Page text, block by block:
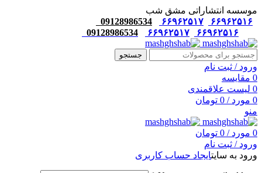
موسسه انتشاراتی مشق شب
۶۶۹۶۲۵۱۶
۶۶۹۶۲۵۱۷
09128986534
۶۶۹۶۲۵۱۶
۶۶۹۶۲۵۱۷ 09128986534
جستجو
ورود / ثبت نام
0 مقایسه
0 لیست علاقمندی
0 مورد /
0 تومان
منو
0 مورد /
0 تومان
ورود / ثبت نام
ورود به سایتایجاد حساب کاربری